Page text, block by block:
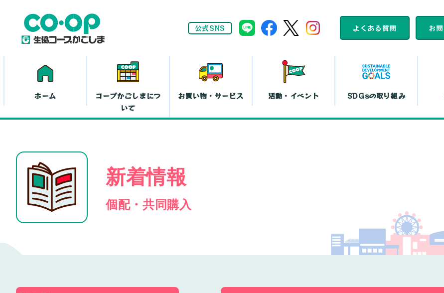
公式SNS よくある質問 お
ホーム
コープかごしまにつ
いて
お買い物・サービス
コ
活動・イベント
家計(お金)に
まつわる活動
SDGsの取り組み
新着情報
個配・共同購入